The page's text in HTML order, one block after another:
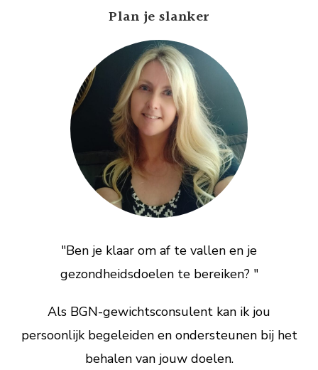
Plan je slanker
"Ben je klaar om af te vallen en je
gezondheidsdoelen te bereiken? "
Als BGN-gewichtsconsulent kan ik jou
persoonlijk begeleiden en ondersteunen bij het
behalen van jouw doelen.